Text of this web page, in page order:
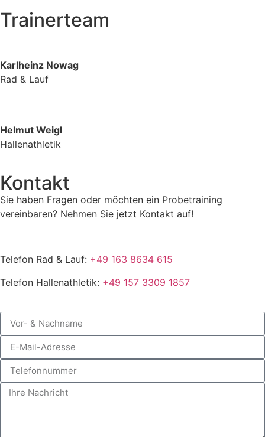
Trainerteam
Karlheinz Nowag
Rad & Lauf
Helmut Weigl
Hallenathletik
Kontakt
Sie haben Fragen oder möchten ein Probetraining
vereinbaren? Nehmen Sie jetzt Kontakt auf!
Telefon Rad & Lauf: +49 163 8634 615
Telefon Hallenathletik: +49 157 3309 1857